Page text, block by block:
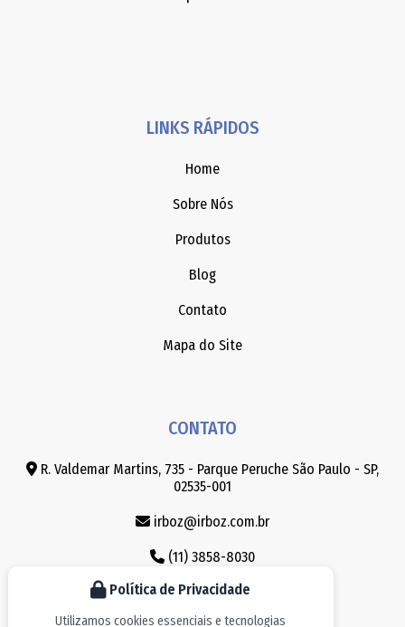
LINKS RÁPIDOS
Home
Sobre Nós
Produtos
Blog
Contato
Mapa do Site
CONTATO
R. Valdemar Martins, 735 - Parque Peruche São Paulo - SP,
02535-001
irboz@irboz.com.br
(11) 3858-8030
(11) 3965-8747
Política de Privacidade
Utilizamos cookies essenciais e tecnologias